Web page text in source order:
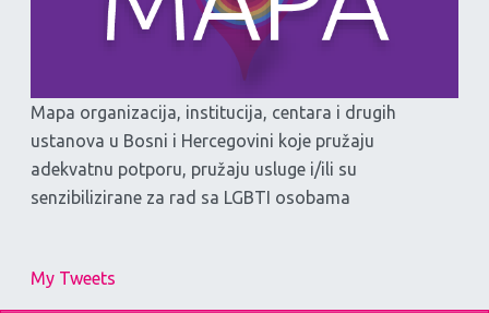
Mapa organizacija, institucija, centara i drugih
ustanova u Bosni i Hercegovini koje pružaju
adekvatnu potporu, pružaju usluge i/ili su
senzibilizirane za rad sa LGBTI osobama
My Tweets